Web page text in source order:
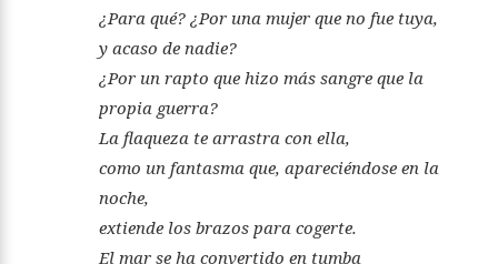
¿Para qué? ¿Por una mujer que no fue tuya,
y acaso de nadie?
¿Por un rapto que hizo más sangre que la
propia guerra?
La flaqueza te arrastra con ella,
como un fantasma que, apareciéndose en la
noche,
extiende los brazos para cogerte.
El mar se ha convertido en tumba